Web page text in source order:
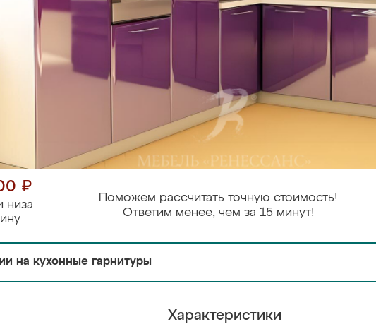
₽
низа
Поможем рассчитать точную стоимость!
Ответим менее, чем за 15 минут!
на кухонные гарнитуры
Характеристики